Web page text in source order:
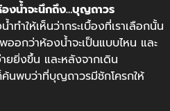
งน้ำจะนึกถึง…บุญถาวร
ทำให้เห็นว่ากระเบื้องที่เราเลือกนั้น
ออกว่าห้องน้ำจะเป็นแบบไหน และ
ยยิ่งขึ้น และหลังจากเดิน
นพบว่าที่บุญถาวรมีชักโครกให้